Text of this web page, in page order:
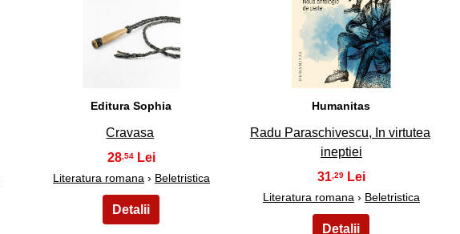
Editura Sophia
Cravasa
28 ,54
Literatura romana › Beletristica
40
Humanitas
Radu Paraschivescu, In virtutea
ineptiei
31 ,29
Literatura romana › Beletristica